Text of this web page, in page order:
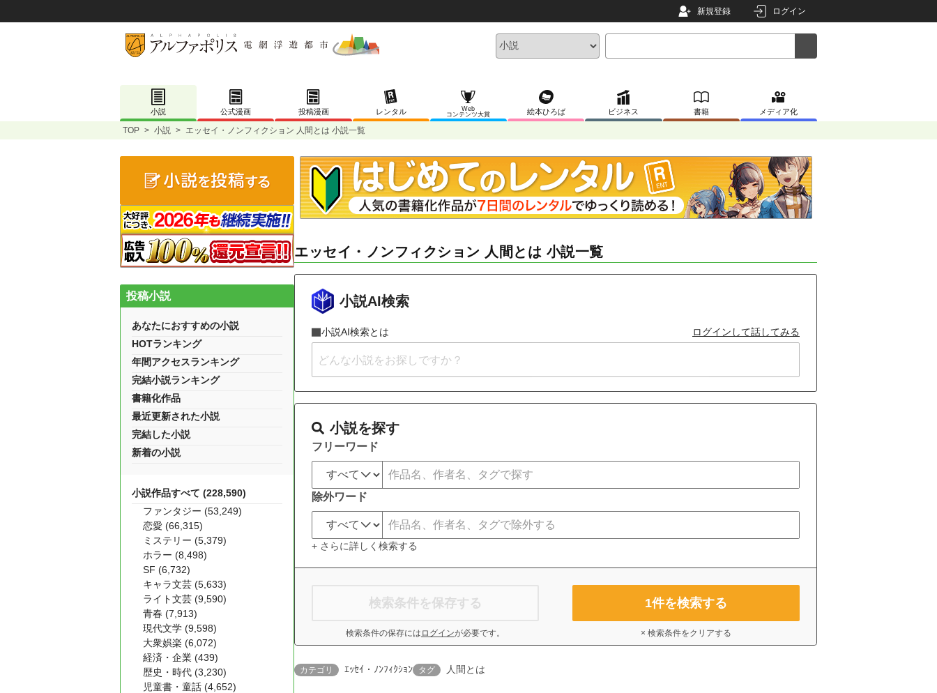
新規登録 ログイン
小説 公式漫画 投稿漫画 レンタル
Web
コンテンツ大賞
絵本ひろば ビジネス 書籍 メディア化
TOP > 小説 > エッセイ・ノンフィクション 人間とは 小説一覧
エッセイ・ノンフィクション 人間とは 小説一覧
小説AI検索
小説AI検索とは ログインして話してみる
小説を探す
フリーワード
除外ワード
+ さらに詳しく検索する
検索条件を保存する
検索条件の保存には ログインが必要です。
1件を検索する
× 検索条件をクリアする
カテゴリ ｴｯｾｲ・ﾉﾝﾌｨｸｼｮﾝ タグ 人間とは
投稿小説
あなたにおすすめの小説
HOTランキング
年間アクセスランキング
完結小説ランキング
書籍化作品
最近更新された小説
完結した小説
新着の小説
小説作品すべて (228,590)
ファンタジー (53,249)
恋愛 (66,315)
ミステリー (5,379)
ホラー (8,498)
SF (6,732)
キャラ文芸 (5,633)
ライト文芸 (9,590)
青春 (7,913)
現代文学 (9,598)
大衆娯楽 (6,072)
経済・企業 (439)
歴史・時代 (3,230)
児童書・童話 (4,652)